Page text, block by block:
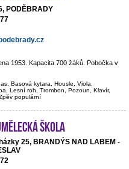
PODĚBRADY
1953. Kapacita 700 žáků. Pobočka v
Basová kytara, Housle, Viola,
Lesní roh, Trombon, Pozoun, Klavír,
populární
škola
25, BRANDÝS NAD LABEM -